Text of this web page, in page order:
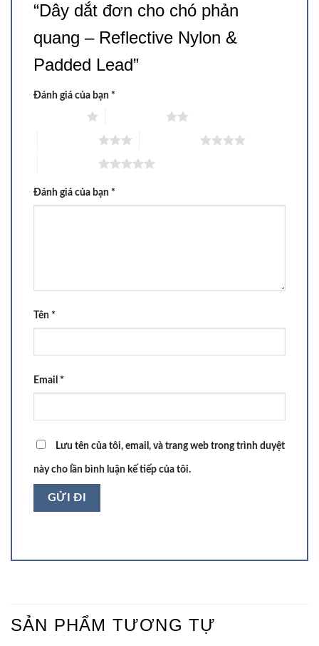
“Dây dắt đơn cho chó phản
quang – Reflective Nylon &
Padded Lead”
Đánh giá của bạn *
Đánh giá của bạn *
Tên *
Email *
Lưu tên của tôi, email, và trang web trong trình duyệt
này cho lần bình luận kế tiếp của tôi.
SẢN PHẨM TƯƠNG TỰ